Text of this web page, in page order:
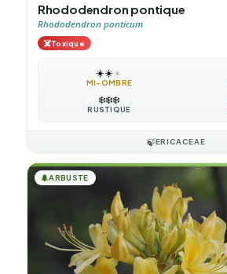
Rhododendron pontique
Rhododendron ponticum
☠️Toxique
☀️☀️☀️
MI-OMBRE
❄️❄️❄️
RUSTIQUE
🍃ERICACEAE
🌲ARBUSTE